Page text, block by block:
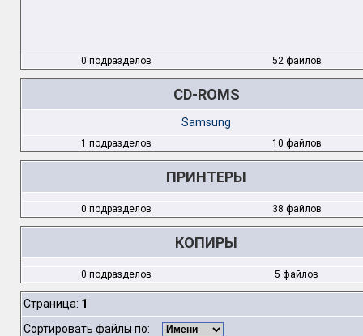
0 подразделов 52 файлов
CD-ROMS
Samsung
1 подразделов 10 файлов
ПРИНТЕРЫ
0 подразделов 38 файлов
КОПИРЫ
0 подразделов 5 файлов
Страница: 1
Сортировать файлы по: